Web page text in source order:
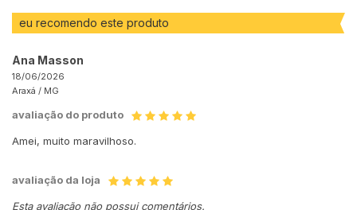
eu recomendo este produto
Ana Masson
18/06/2026
Araxá / MG
avaliação do produto
Amei, muito maravilhoso.
avaliação da loja
Esta avaliação não possui comentários.